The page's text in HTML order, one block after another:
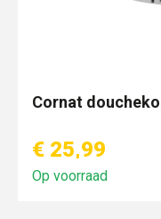
Cornat
€ 25,99
Op voorraad